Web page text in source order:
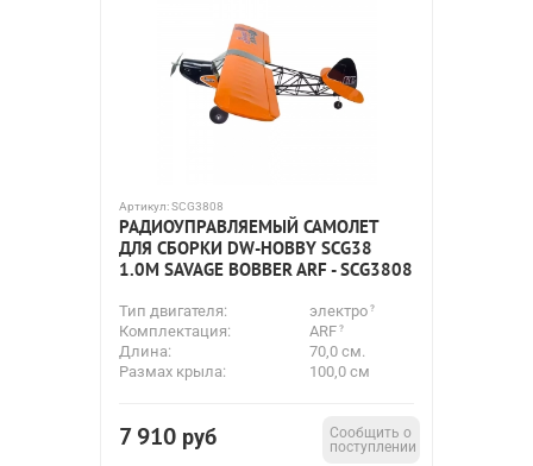
Артикул:SCG3808
РАДИОУПРАВЛЯЕМЫЙ САМОЛЕТ
ДЛЯ СБОРКИ DW-HOBBY SCG38
1.0М SAVAGE BOBBER ARF - SCG3808
Тип двигателя:
электро
Комплектация:
ARF
Длина:
70,0 см.
Размах крыла:
100,0 см
7 910 руб
Сообщить о
поступлении